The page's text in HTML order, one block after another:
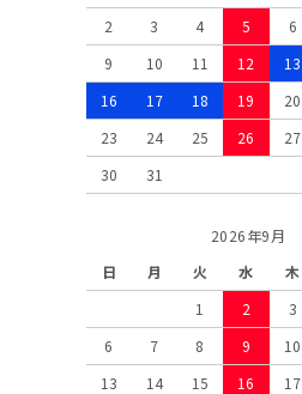
2
3 4 5 6
9
10 11 12 13
16
17 18 19 20
23
24 25 26 27
30
31
2026年9月
日
月 火 水 木
1
2 3
6
7 8 9 10
13
14 15 16 17